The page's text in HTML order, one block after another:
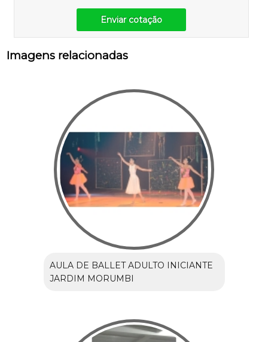
Enviar cotação
Imagens relacionadas
AULA DE BALLET ADULTO INICIANTE
JARDIM MORUMBI